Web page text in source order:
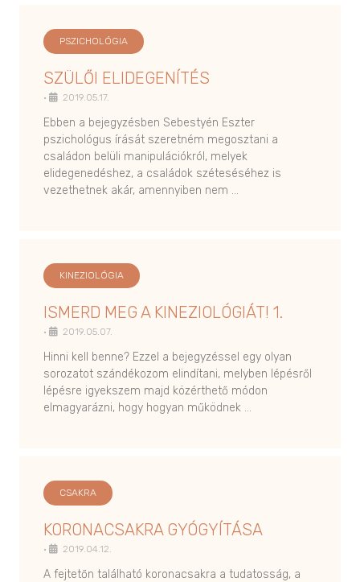
PSZICHOLÓGIA
SZÜLŐI ELIDEGENÍTÉS
• 2019.05.17.
Ebben a bejegyzésben Sebestyén Eszter
pszichológus írását szeretném megosztani a
családon belüli manipulációkról, melyek
elidegenedéshez, a családok széteséséhez is
vezethetnek akár, amennyiben nem …
KINEZIOLÓGIA
ISMERD MEG A KINEZIOLÓGIÁT! 1.
• 2019.05.07.
Hinni kell benne? Ezzel a bejegyzéssel egy olyan
sorozatot szándékozom elindítani, melyben lépésről
lépésre igyekszem majd közérthető módon
elmagyarázni, hogy hogyan működnek …
CSAKRA
KORONACSAKRA GYÓGYÍTÁSA
• 2019.04.12.
A fejtetőn található koronacsakra a tudatosság, a